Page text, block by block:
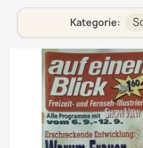
Kategorie: